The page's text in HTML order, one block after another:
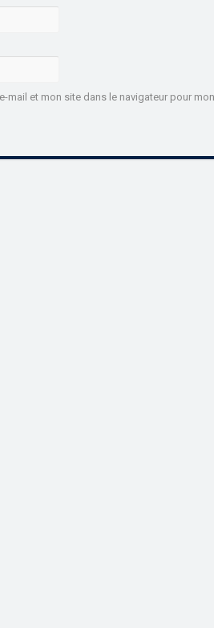
mail et mon site dans le navigateur pour